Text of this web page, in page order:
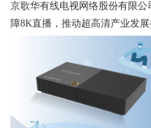
京歌华有线电视网络股份有限
障8K直播，推动超高清产业发展